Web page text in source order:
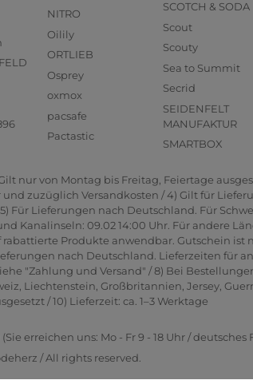
NITRO
Oilily
ORTLIEB
Osprey
oxmox
pacsafe
Pactastic
SCOTCH & SODA
Scout
Scouty
Sea to Summit
Secrid
SEIDENFELT
MANUFAKTUR
SMARTBOX
nur von Montag bis Freitag, Feiertage
zuzüglich Versandkosten / 4) Gilt für
Für Lieferungen nach Deutschland. Für
Kanalinseln: 09.02 14:00 Uhr. Für andere
rabattierte Produkte anwendbar. Gutschein
nach Deutschland. Lieferzeiten für
"Zahlung und Versand" / 8) Bei
Liechtenstein, Großbritannien, Jersey,
/ 10) Lieferzeit: ca. 1–3 Werktage
erreichen uns: Mo - Fr 9 - 18 Uhr / deutsches
/ All rights reserved.